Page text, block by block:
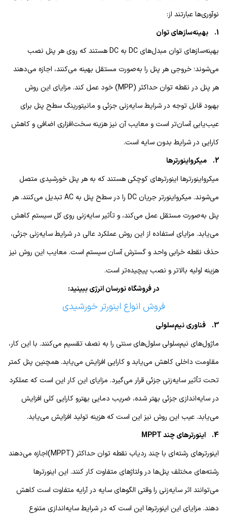
نوآوری‌ها عبارتند از:
1. بهینه‌سازهای توان
بهینه‌سازهای توان مبدل‌های DC به DC هستند که روی هر پنل نصب
می‌شوند؛ خروجی هر پنل را به‌صورت مستقل بهینه می‌کنند، اجازه می‌دهند
هر پنل در نقطه توان حداکثر (MPP) خود عمل کند. مزایای این روش
بهبود قابل توجه در شرایط سایه‌زنی جزئی و مانیتورینگ سطح پنل برای
عیب‌یابی آسان‌تر است و معایب آن نیز هزینه سخت‌افزاری اضافی و کاهش
کارایی در شرایط بدون سایه است.
2. میکرواینورترها
میکرواینورترها اینورترهای کوچکی هستند که به هر پنل خورشیدی متصل
می‌شوند. میکرواینورتر جریان DC را در سطح پنل به AC تبدیل می‌کنند. هر
پنل به‌صورت مستقل عمل می‌کند، و تأثیر سایه‌زنی روی کل سیستم کاهش
می‌یابد. مزایای استفاده از این روش عملکرد عالی در شرایط سایه‌زنی جزئی،
حذف نقطه خرابی واحد و گسترش آسان سیستم است. معایب این روش نیز
هزینه اولیه بالاتر و نصب پیچیده‌تر است.
در فروشگاه نورسان انرژی ببینید:
فروش انواع اینورتر خورشیدی
3. فناوری نیم‌سلولی
ماژول‌های نیم‌سلولی سلول‌های سنتی را به نصف تقسیم می‌کنند. با این کار،
مقاومت داخلی کاهش می‌یابد و کارایی افزایش می‌یابد. همچنین پنل کمتر
تحت تأثیر سایه‌زنی جزئی قرار می‌گیرد. مزایای این کار این است که عملکرد
در سایه‌اندازی جزئی بهتر شده، ضریب دمایی بهترو کارایی کلی افزایش
می‌یابد. عیب این روش نیز این است که هزینه تولید افزایش می‌یابد.
4. اینورترهای چند MPPT
اینورترهای رشته‌ای با چند ردیاب نقطه توان حداکثر (MPPT)اجازه می‌دهند
رشته‌های مختلف پنل‌ها در ولتاژهای متفاوت کار کنند. این اینورترها
می‌توانند اثر سایه‌زنی را وقتی الگوهای سایه در آرایه متفاوت است کاهش
دهند. مزایای این اینورترها این است که در شرایط سایه‌اندازی متنوع